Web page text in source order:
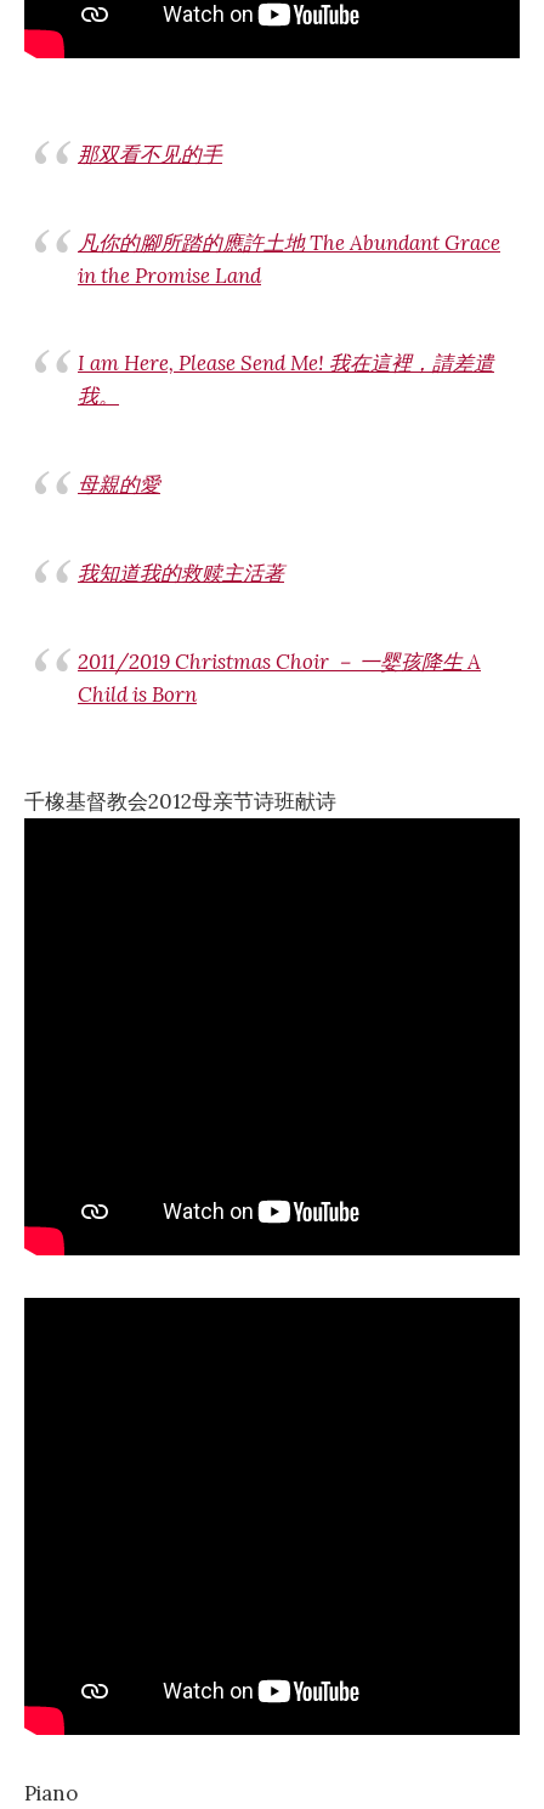
那双看不见的手
凡你的腳所踏的應許土地 The Abundant Grace
in the Promise Land
I am Here, Please Send Me! 我在這裡，請差遣
我。
母親的愛
我知道我的救赎主活著
2011/2019 Christmas Choir － 一婴孩降生 A
Child is Born
千橡基督教会2012母亲节诗班献诗
Piano